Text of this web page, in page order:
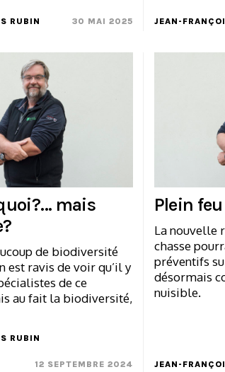
RUBIN 30 MAI 2025 JEAN-
mais
de biodiversité
est ravis de voir qu’il y
de ce
au fait la biodiversité,
RUBIN
12 SEPTEMBRE 2024
Plein
La nouvelle
chasse
préventifs
désormais
nuisible.
JEAN-